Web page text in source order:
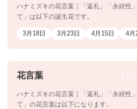
ハナミズキの花言葉｜「返礼」「永続性
て」は以下の誕生花です。
3月18日 3月23日 4月15日 4月
花言葉
ハナミズキの花言葉｜「返礼」「永続性
て」の花言葉は以下になります。